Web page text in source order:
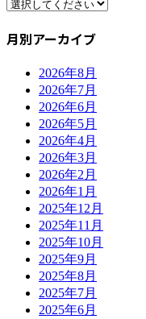
月別アーカイブ
2026年8月
2026年7月
2026年6月
2026年5月
2026年4月
2026年3月
2026年2月
2026年1月
2025年12月
2025年11月
2025年10月
2025年9月
2025年8月
2025年7月
2025年6月